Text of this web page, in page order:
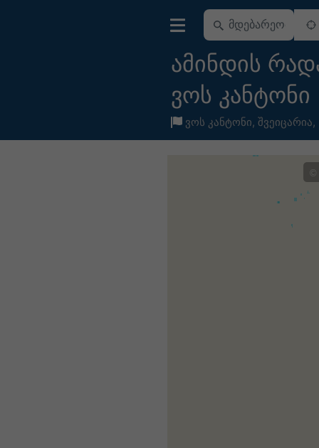
ამინდის
ვოს კანტონი
ვოს კანტონი, შვეიცარია,
©